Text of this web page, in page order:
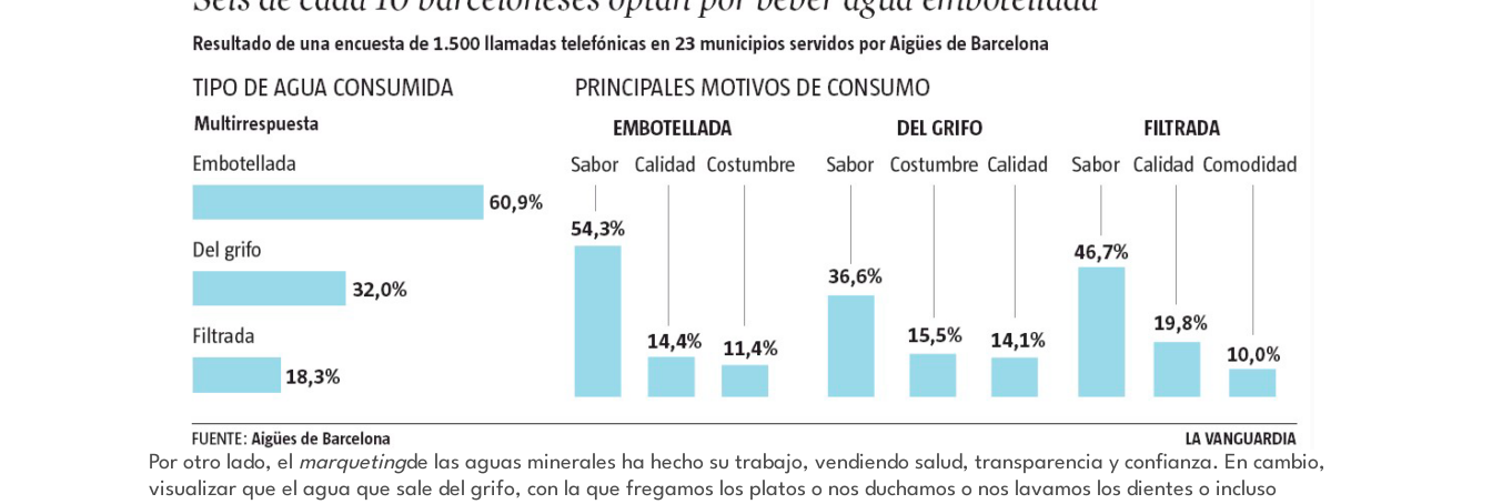
Por otro lado, el marquetingde las aguas minerales ha hecho su trabajo, vendiendo salud, transparencia y confianza. En cambio,
visualizar que el agua que sale del grifo, con la que fregamos los platos o nos duchamos o nos lavamos los dientes o incluso